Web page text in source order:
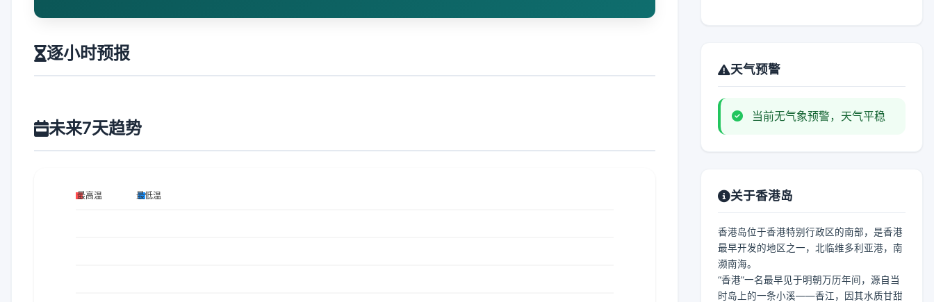
逐小时预报
未来7天趋势
天气预警
当前无气象预警，天气平稳
关于香港岛
香港岛位于香港特别行政区的南部，是香港
最早开发的地区之一，北临维多利亚港，南
濒南海。
“香港”一名最早见于明朝万历年间，源自当
时岛上的一条小溪——香江，因其水质甘甜